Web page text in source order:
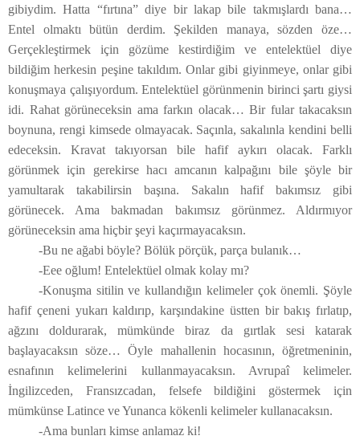
gibiydim. Hatta “fırtına” diye bir lakap bile takmışlardı bana…
Entel olmaktı bütün derdim. Şekilden manaya, sözden öze…
Gerçekleştirmek için gözüme kestirdiğim ve entelektüel diye
bildiğim herkesin peşine takıldım. Onlar gibi giyinmeye, onlar gibi
konuşmaya çalışıyordum. Entelektüel görünmenin birinci şartı giysi
idi. Rahat görüneceksin ama farkın olacak… Bir fular takacaksın
boynuna, rengi kimsede olmayacak. Saçınla, sakalınla kendini belli
edeceksin. Kravat takıyorsan bile hafif aykırı olacak. Farklı
görünmek için gerekirse hacı amcanın kalpağını bile şöyle bir
yamultarak takabilirsin başına. Sakalın hafif bakımsız gibi
görünecek. Ama bakmadan bakımsız görünmez. Aldırmıyor
görüneceksin ama hiçbir şeyi kaçırmayacaksın.
-Bu ne ağabi böyle? Bölük pörçük, parça bulanık…
-Eee oğlum! Entelektüel olmak kolay mı?
-Konuşma sitilin ve kullandığın kelimeler çok önemli. Şöyle
hafif çeneni yukarı kaldırıp, karşındakine üstten bir bakış fırlatıp,
ağzını doldurarak, mümkünde biraz da gırtlak sesi katarak
başlayacaksın söze… Öyle mahallenin hocasının, öğretmeninin,
esnafının kelimelerini kullanmayacaksın. Avrupaî kelimeler.
İngilizceden, Fransızcadan, felsefe bildiğini göstermek için
mümkünse Latince ve Yunanca kökenli kelimeler kullanacaksın.
-Ama bunları kimse anlamaz ki!